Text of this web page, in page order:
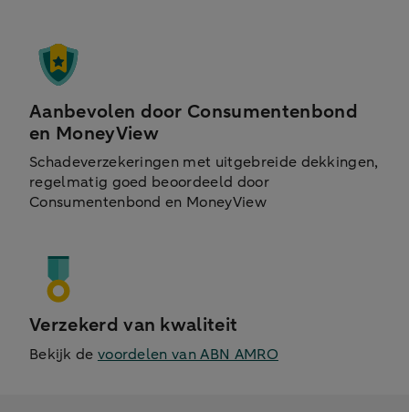
Aanbevolen door Consumentenbond
en MoneyView
Schadeverzekeringen met uitgebreide dekkingen,
regelmatig goed beoordeeld door
Consumentenbond en MoneyView
Verzekerd van kwaliteit
Bekijk de voordelen van ABN AMRO